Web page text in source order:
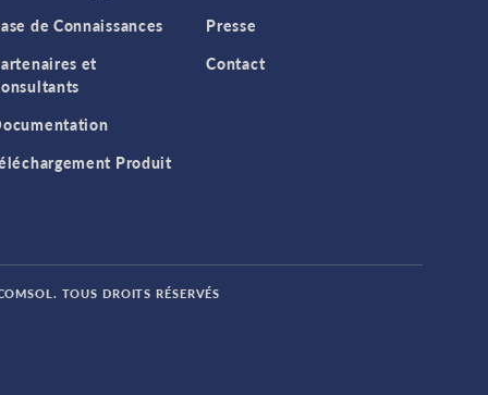
de Connaissances
et
Produit
Presse
Contact
TOUS DROITS RÉSERVÉS